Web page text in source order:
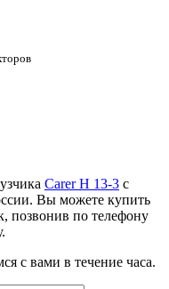
Carer H 13-3 с
Вы можете купить
позвонив по телефону
с вами в течение часа.